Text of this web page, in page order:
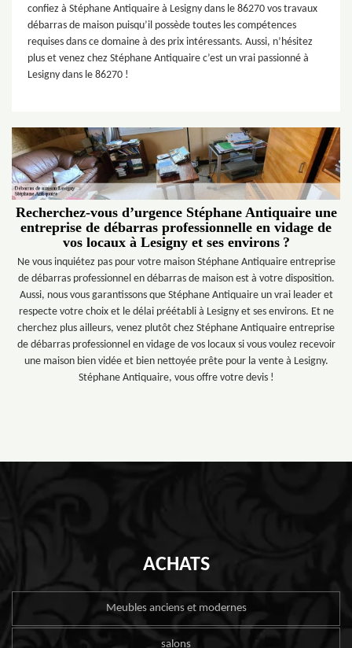
confiez à Stéphane Antiquaire à Lesigny dans le 86270 vos travaux
débarras de maison puisqu’il possède toutes les compétences
requises dans ce domaine à des prix intéressants. Aussi, n’hésitez
plus et venez chez Stéphane Antiquaire c’est un vrai passionné à
Lesigny dans le 86270 !
Recherchez-vous d’urgence Stéphane Antiquaire une
entreprise de débarras professionnelle en vidage de
vos locaux à Lesigny et ses environs ?
Ne vous inquiétez pas pour votre maison Stéphane Antiquaire entreprise
de débarras professionnel en débarras de maison est à votre disposition.
Aussi, nous vous garantissons que Stéphane Antiquaire un vrai leader et
respecte votre choix et le délai préétabli à Lesigny et ses environs. Et ne
cherchez plus ailleurs, venez plutôt chez Stéphane Antiquaire entreprise
de débarras professionnel en vidage de vos locaux si vous voulez recevoir
une maison bien vidée et bien nettoyée prête pour la vente à Lesigny.
Stéphane Antiquaire, vous offre votre devis !
ACHATS
Meubles anciens et modernes
salons